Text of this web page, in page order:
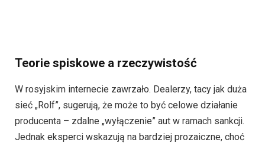
Teorie spiskowe a rzeczywistość
W rosyjskim internecie zawrzało. Dealerzy, tacy jak duża
sieć „Rolf”, sugerują, że może to być celowe działanie
producenta – zdalne „wyłączenie” aut w ramach sankcji.
Jednak eksperci wskazują na bardziej prozaiczne, choć